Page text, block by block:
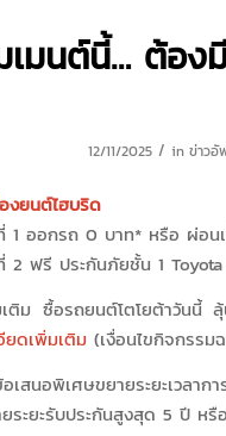
เมนต์นี้… ต้อง
12/11/2025 / in ข่าวอั
งยนต์ไฮบริด
1 ออกรถ 0 บาท* หรือ ผ่อน
2 ฟรี ประกันภัยชั้น 1 Toyota
เติม ซื้อรถยนต์โตโยต้าวัน
ยดเพิ่มเติม (เงื่อนไขกิจกรรม
เสนอพิเศษขยายระยะเวลาก
ระยะรับประกันสูงสุด 5 ปี หรื